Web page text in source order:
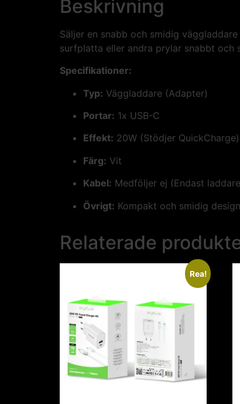
Beskrivning
Säljer en snabb och smidig
surfplatta eller andra prylar snabbt
Specifikationer:
Typ: Väggladdare (Adapter)
Portar: 1x USB-C
Effekt: 20W (Stödjer QuickCharge)
Färg: Vit
Kabel: Medföljer ej (Endast
Övrigt: Kompakt och smidig
Relaterade
Rea!